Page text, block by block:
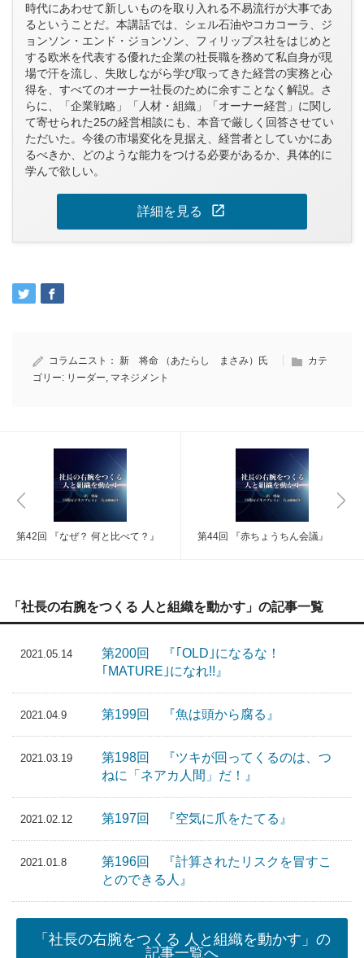
時代にあわせて新しいものを取り入れる不易流行が大事であ
るということだ。本講話では、シェル石油やコカコーラ、ジ
ョンソン・エンド・ジョンソン、フィリップス社をはじめと
する欧米を代表する優れた企業の社長職を務めて私自身が現
場で汗を流し、失敗しながら学び取ってきた経営の実務と心
得を、すべてのオーナー社長のために余すことなく解説。さ
らに、「企業戦略」「人材・組織」「オーナー経営」に関し
て寄せられた25の経営相談にも、本音で厳しく回答させてい
ただいた。今後の市場変化を見据え、経営者としていかにあ
るべきか、どのような能力をつける必要があるか、具体的に
学んで欲しい。
詳細を見る open_in_new
コラムニスト： 新 将命 （あたらし まさみ）氏
カテ
ゴリー: リーダー マネジメント
第42回 『なぜ？ 何と比べて？』 第44回 『赤ちょうちん会議』
「社長の右腕をつくる 人と組織を動かす」の記事一覧
2021.05.14
第200回 『｢OLD｣になるな！
｢MATURE｣になれ!!』
2021.04.9 第199回 『魚は頭から腐る』
2021.03.19
第198回 『ツキが回ってくるのは、つ
ねに「ネアカ人間」だ！』
2021.02.12 第197回 『空気に爪をたてる』
2021.01.8
第196回 『計算されたリスクを冒すこ
とのできる人』
「社長の右腕をつくる 人と組織を動かす」の
記事一覧へ